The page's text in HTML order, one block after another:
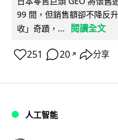
99 間，但銷售額卻不降反
收」奇蹟，...
閱讀全文
251 20 ↗ 分享
人工智能